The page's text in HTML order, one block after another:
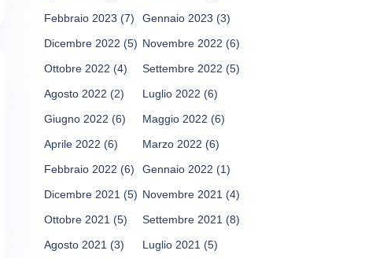
Febbraio 2023 (7) Gennaio 2023 (3)
Dicembre 2022 (5) Novembre 2022 (6)
Ottobre 2022 (4) Settembre 2022 (5)
Agosto 2022 (2) Luglio 2022 (6)
Giugno 2022 (6) Maggio 2022 (6)
Aprile 2022 (6) Marzo 2022 (6)
Febbraio 2022 (6) Gennaio 2022 (1)
Dicembre 2021 (5) Novembre 2021 (4)
Ottobre 2021 (5) Settembre 2021 (8)
Agosto 2021 (3) Luglio 2021 (5)